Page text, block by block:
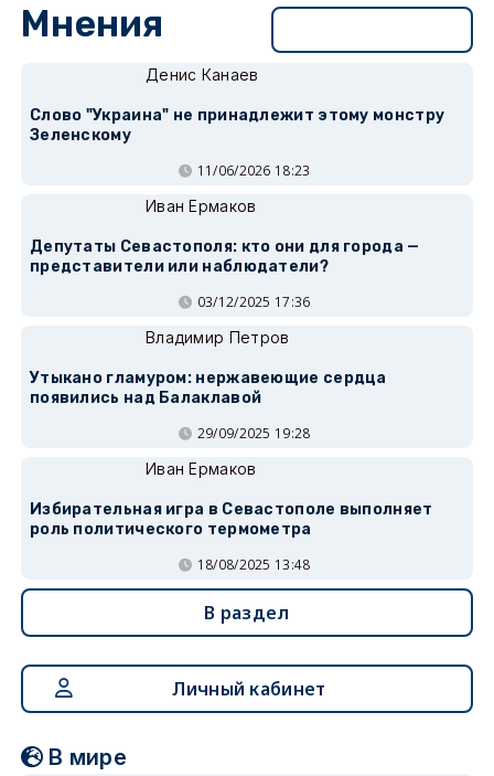
Мнения
Денис Канаев
Слово "Украина" не принадлежит этому монстру
Зеленскому
11/06/2026 18:23
Иван Ермаков
Депутаты Севастополя: кто они для города —
представители или наблюдатели?
03/12/2025 17:36
Владимир Петров
Утыкано гламуром: нержавеющие сердца
появились над Балаклавой
29/09/2025 19:28
Иван Ермаков
Избирательная игра в Севастополе выполняет
роль политического термометра
18/08/2025 13:48
В раздел
Личный кабинет
В мире